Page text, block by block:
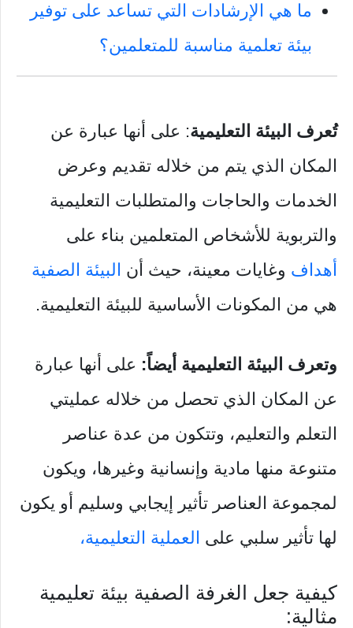
ما هي الإرشادات التي تساعد على توفير
بيئة تعلمية مناسبة للمتعلمين؟
تُعرف البيئة التعليمية: على أنها عبارة عن
المكان الذي يتم من خلاله تقديم وعرض
الخدمات والحاجات والمتطلبات التعليمية
والتربوية للأشخاص المتعلمين بناء على
أهداف وغايات معينة، حيث أن البيئة الصفية
هي من المكونات الأساسية للبيئة التعليمية.
وتعرف البيئة التعليمية أيضاً: على أنها عبارة
عن المكان الذي تحصل من خلاله عمليتي
التعلم والتعليم، وتتكون من عدة عناصر
متنوعة منها مادية وإنسانية وغيرها، ويكون
لمجموعة العناصر تأثير إيجابي وسليم أو يكون
لها تأثير سلبي على العملية التعليمية،
كيفية جعل الغرفة الصفية بيئة تعليمية
مثالية: